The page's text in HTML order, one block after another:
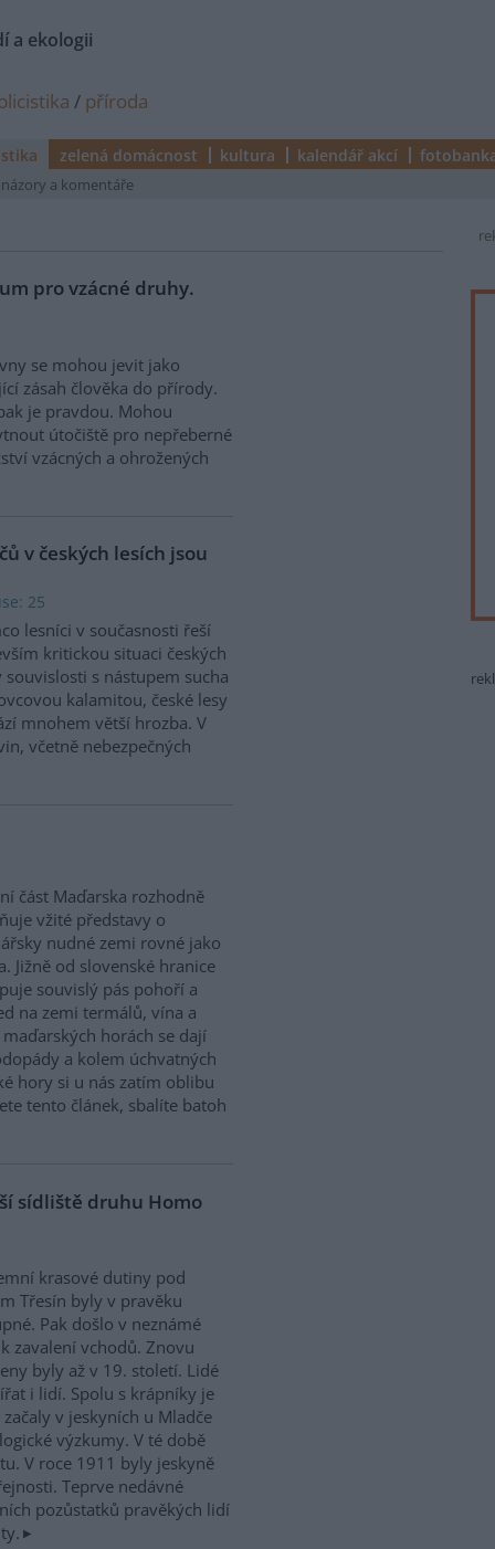
a ekologii
/ příroda
zelená domácnost kultura kalendář akcí
názory a komentáře
pro vzácné druhy.
se mohou jevit jako
zásah člověka do přírody.
je pravdou. Mohou
útočiště pro nepřeberné
vzácných a ohrožených
v českých lesích jsou
25
lesníci v současnosti řeší
kritickou situaci českých
souvislosti s nástupem sucha
kalamitou, české lesy
mnohem větší hrozba. V
včetně nebezpečných
část Maďarska rozhodně
vžité představy o
nudné zemi rovné jako
Jižně od slovenské hranice
souvislý pás pohoří a
na zemi termálů, vína a
horách se dají
a kolem úchvatných
hory si u nás zatím oblibu
tento článek, sbalíte batoh
sídliště druhu Homo
krasové dutiny pod
Třesín byly v pravěku
Pak došlo v neznámé
zavalení vchodů. Znovu
byly až v 19. století. Lidé
i lidí. Spolu s krápníky je
v jeskyních u Mladče
výzkumy. V té době
V roce 1911 byly jeskyně
Teprve nedávné
pozůstatků pravěkých lidí